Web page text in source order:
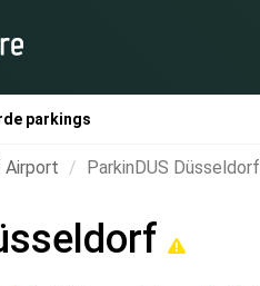
parkings
Airport ParkinDUS Düsseldorf